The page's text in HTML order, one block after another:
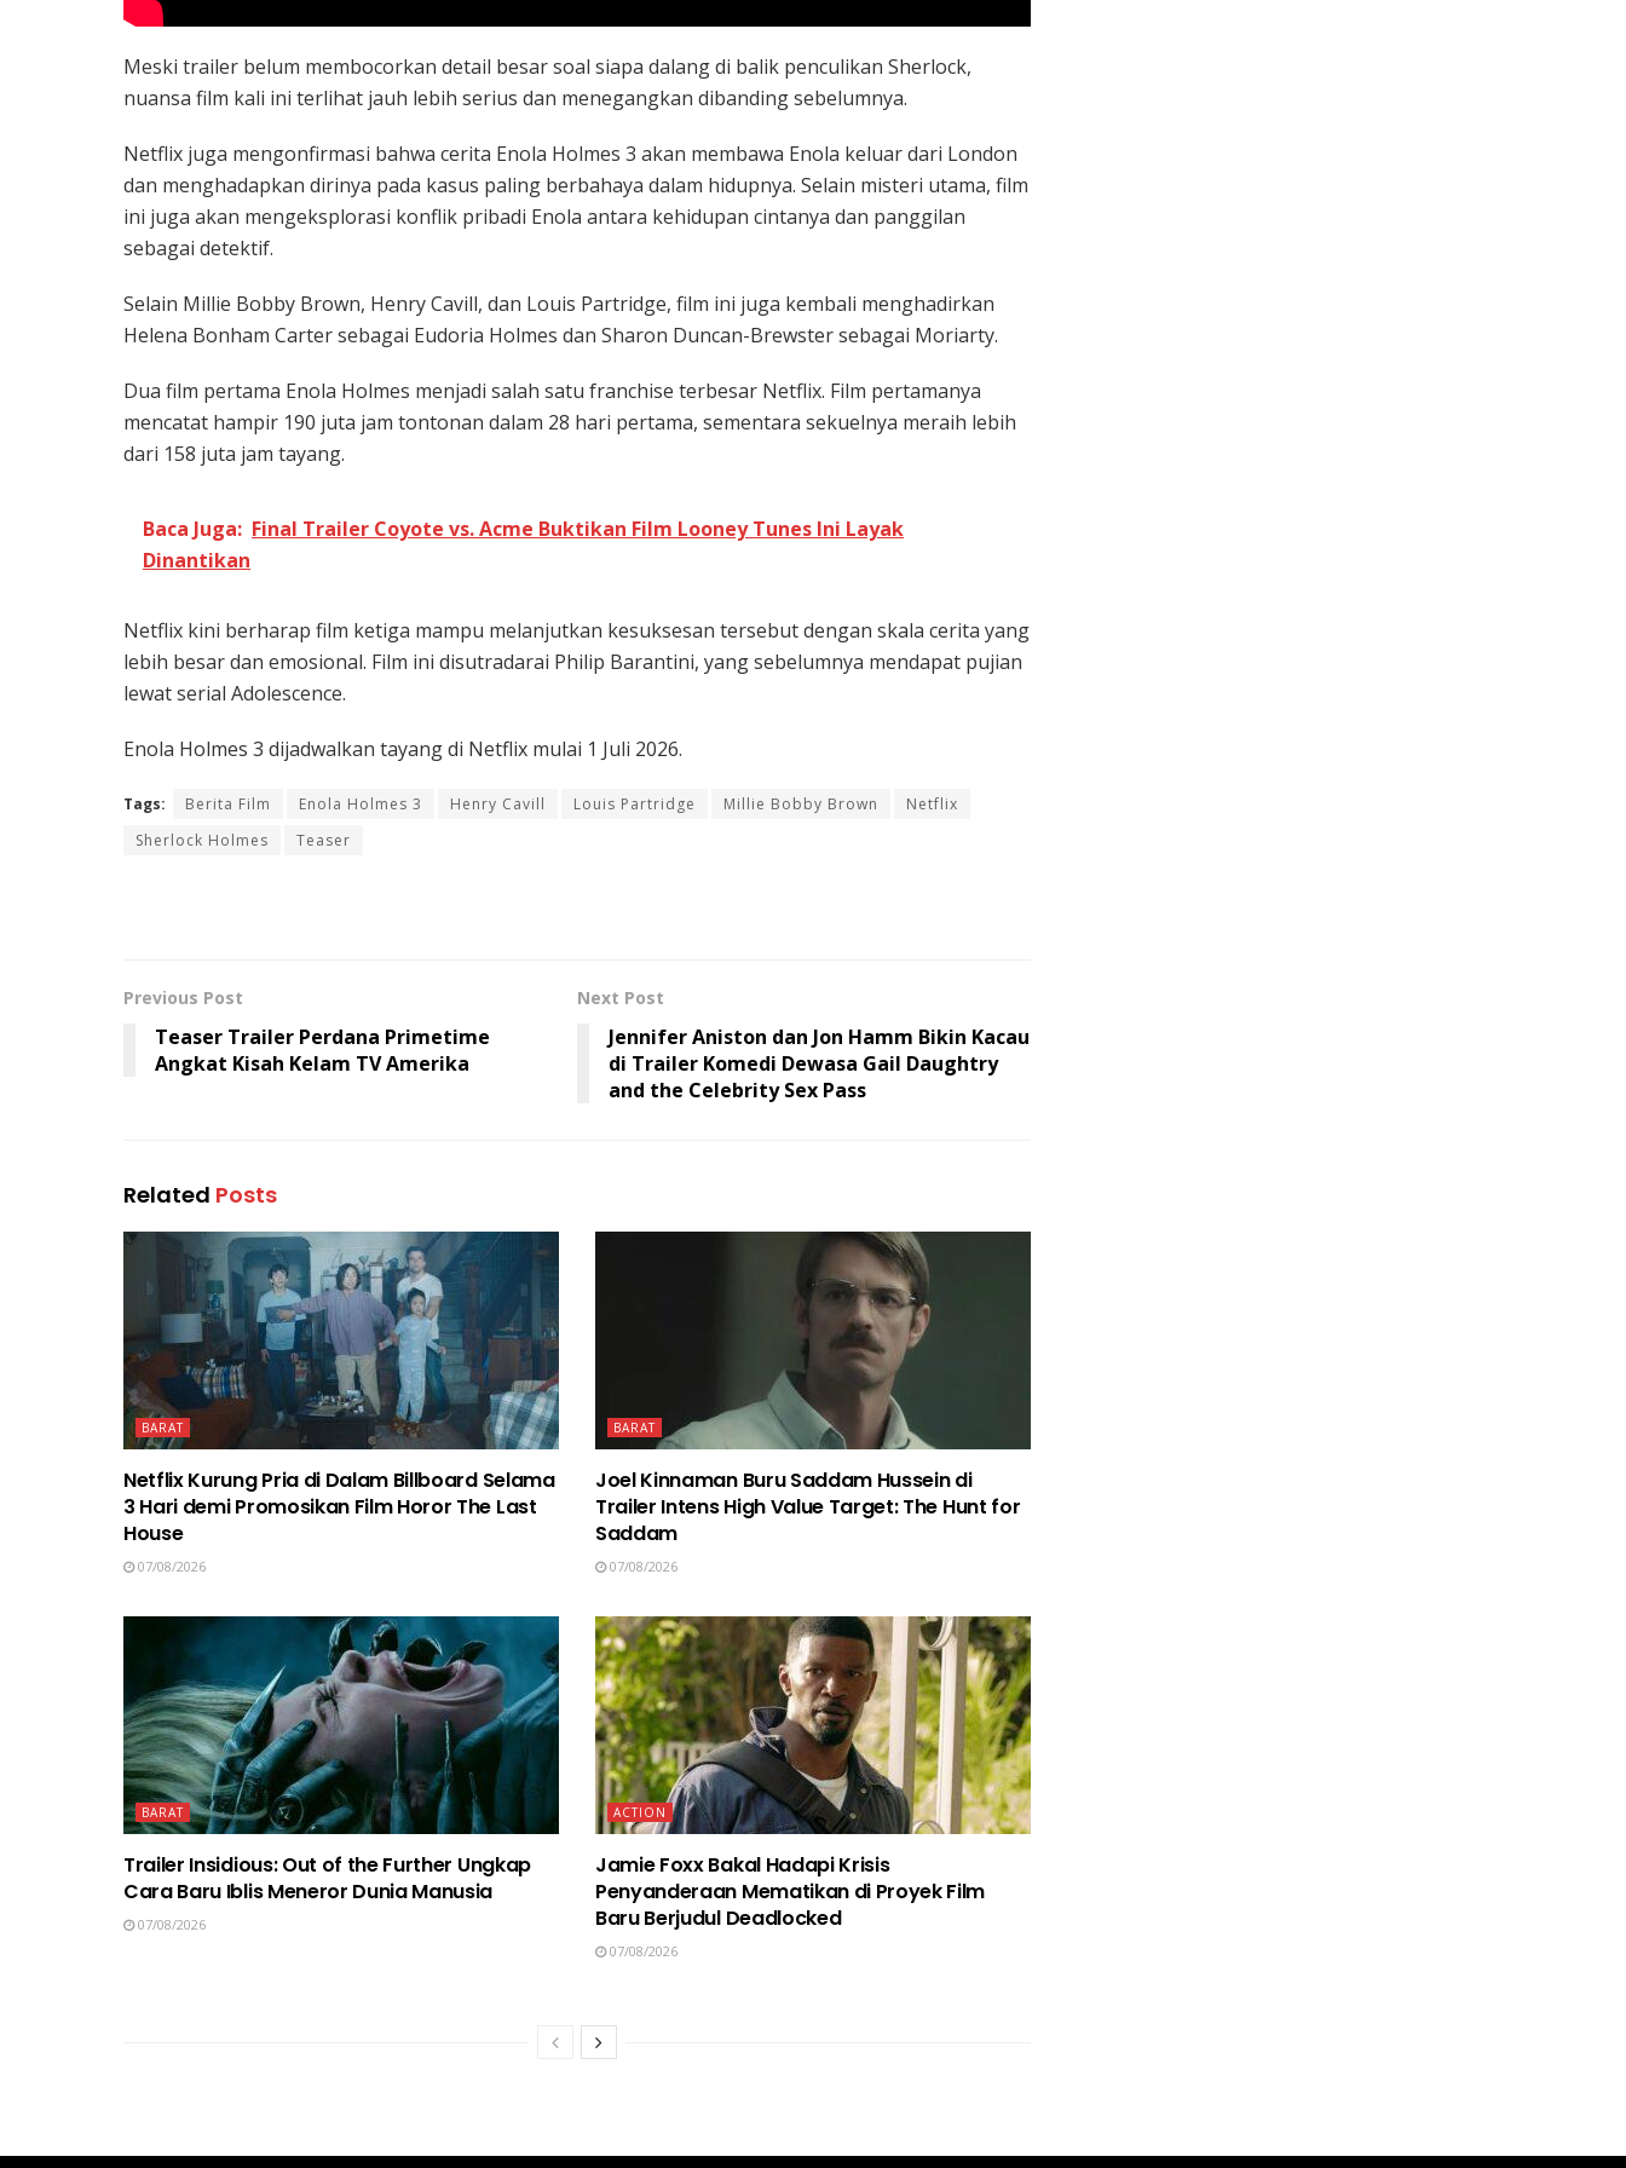
Meski trailer belum membocorkan detail besar soal siapa dalang di balik penculikan Sherlock,
nuansa film kali ini terlihat jauh lebih serius dan menegangkan dibanding sebelumnya.
Netflix juga mengonfirmasi bahwa cerita Enola Holmes 3 akan membawa Enola keluar dari London
dan menghadapkan dirinya pada kasus paling berbahaya dalam hidupnya. Selain misteri utama, film
ini juga akan mengeksplorasi konflik pribadi Enola antara kehidupan cintanya dan panggilan
sebagai detektif.
Selain Millie Bobby Brown, Henry Cavill, dan Louis Partridge, film ini juga kembali menghadirkan
Helena Bonham Cartersebagai Eudoria Holmes dan Sharon Duncan-Brewstersebagai Moriarty.
Dua film pertama Enola Holmes menjadi salah satu franchise terbesar Netflix. Film pertamanya
mencatat hampir 190 juta jam tontonan dalam 28 hari pertama, sementara sekuelnya meraih lebih
dari 158 juta jam tayang.
Baca Juga: Final Trailer Coyote vs. Acme Buktikan Film Looney Tunes Ini Layak
Dinantikan
Netflix kini berharap film ketiga mampu melanjutkan kesuksesan tersebut dengan skala cerita yang
lebih besar dan emosional. Film ini disutradarai Philip Barantini, yang sebelumnya mendapat pujian
lewat serial Adolescence.
Enola Holmes 3 dijadwalkan tayang di Netflix mulai 1 Juli 2026.
Tags: Berita Film Enola Holmes 3 Henry Cavill Louis Partridge Millie Bobby Brown
Netflix
Sherlock Holmes
Teaser
Previous Post
Teaser Trailer Perdana Primetime
Angkat Kisah Kelam TV Amerika
Next Post
Jennifer Aniston dan Jon Hamm Bikin Kacau
di Trailer Komedi Dewasa Gail Daughtry
and the Celebrity Sex Pass
Related Posts
BARAT
Netflix Kurung Pria di Dalam Billboard Selama
3 Hari demi Promosikan Film Horor The Last
House
07/08/2026
BARAT
Joel Kinnaman Buru Saddam Hussein di
Trailer Intens High Value Target: The Hunt for
Saddam
07/08/2026
BARAT
Trailer Insidious: Out of the Further Ungkap
Cara Baru Iblis Meneror Dunia Manusia
07/08/2026
ACTION
Jamie Foxx Bakal Hadapi Krisis
Penyanderaan Mematikan di Proyek Film
Baru Berjudul Deadlocked
07/08/2026